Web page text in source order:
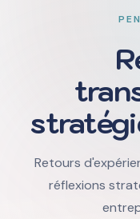
Retours
réflexions